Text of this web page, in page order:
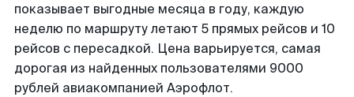
показывает выгодные месяца в году, каждую
неделю по маршруту летают 5 прямых рейсов и 10
рейсов с пересадкой. Цена варьируется, самая
дорогая из найденных пользователями 9000
рублей авиакомпанией Аэрофлот.